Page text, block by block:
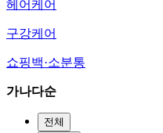
헤어케어
구강케어
쇼핑백·소분통
가나다순
전체